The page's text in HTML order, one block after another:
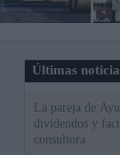
Últimas
La pareja de
dividendos y
consultora